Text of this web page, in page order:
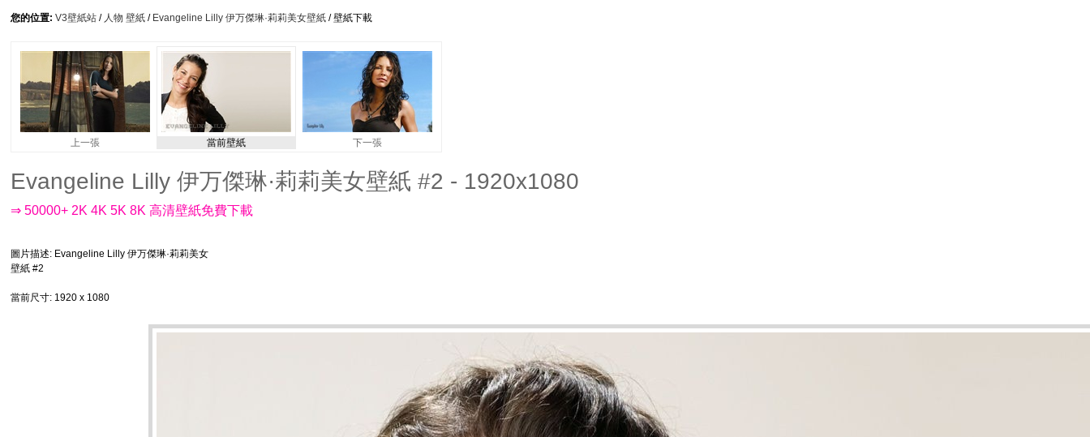
您的位置: V3壁紙站 / 人物 壁紙 / Evangeline Lilly 伊万傑琳·莉莉美女壁紙 / 壁紙下載
上一張 當前壁紙 下一張
Evangeline Lilly 伊万傑琳·莉莉美女壁紙 #2 - 1920x1080
⇒ 50000+ 2K 4K 5K 8K 高清壁紙免費下載
圖片描述: Evangeline Lilly 伊万傑琳·莉莉美女
壁紙 #2
當前尺寸: 1920 x 1080